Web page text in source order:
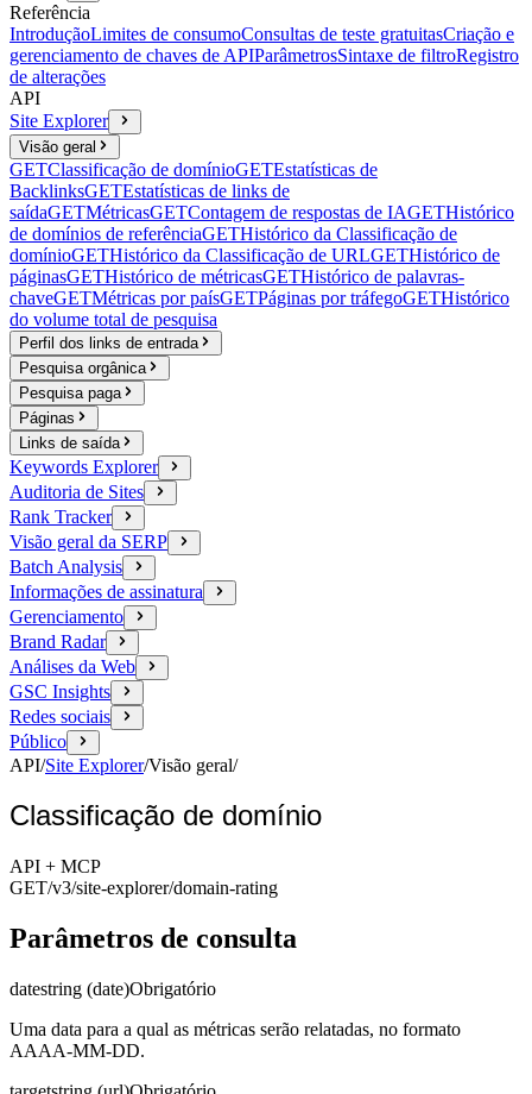
Referência
IntroduçãoLimites de consumoConsultas de teste gratuitasCriação e
gerenciamento de chaves de APIParâmetrosSintaxe de filtroRegistro
de alterações
API
Site Explorer
Visão geral
GETClassificação de domínioGETEstatísticas de
BacklinksGETEstatísticas de links de
saídaGETMétricasGETContagem de respostas de IAGETHistórico
de domínios de referênciaGETHistórico da Classificação de
domínioGETHistórico da Classificação de URLGETHistórico de
páginasGETHistórico de métricasGETHistórico de palavras-
chaveGETMétricas por paísGETPáginas por tráfegoGETHistórico
do volume total de pesquisa
Perfil dos links de entrada
Pesquisa orgânica
Pesquisa paga
Páginas
Links de saída
Keywords Explorer
Auditoria de Sites
Rank Tracker
Visão geral da SERP
Batch Analysis
Informações de assinatura
Gerenciamento
Brand Radar
Análises da Web
GSC Insights
Redes sociais
Público
API/Site Explorer/Visão geral/
Classificação de domínio
API + MCP
GET/v3/site-explorer/domain-rating
Parâmetros de consulta
datestring (date)Obrigatório
Uma data para a qual as métricas serão relatadas, no formato
AAAA-MM-DD.